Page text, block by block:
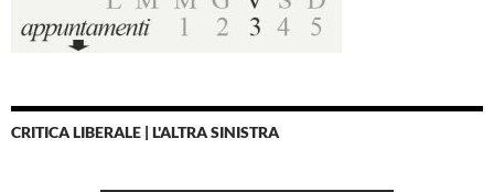
CRITICA LIBERALE | L'ALTRA SINISTRA